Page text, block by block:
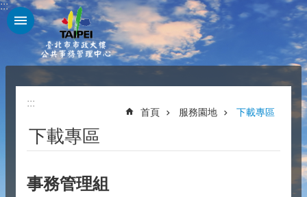
跳到主要內容區塊
:::
:::
首頁 服務園地 下載專區
下載專區
事務管理組